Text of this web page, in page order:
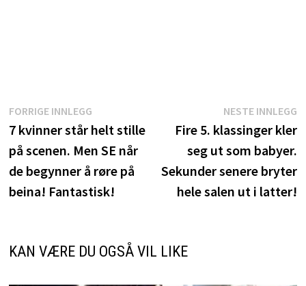
Innleggsnavigasjon
FORRIGE INNLEGGForrige
innlegg:
7 kvinner står helt stille
på scenen. Men SE når
de begynner å røre på
beina! Fantastisk!
NESTE INNLEGG
Fire 5. klassinger kler
seg ut som babyer.
Sekunder senere bryter
hele salen ut i latter!
KAN VÆRE DU OGSÅ VIL LIKE